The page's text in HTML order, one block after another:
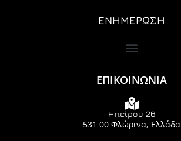
ΕΝΗΜΕΡΩΣΗ
ΕΠΙΚΟΙΝΩΝΙΑ
Ηπείρου 26
531 00 Φλώρινα, Ελλάδα